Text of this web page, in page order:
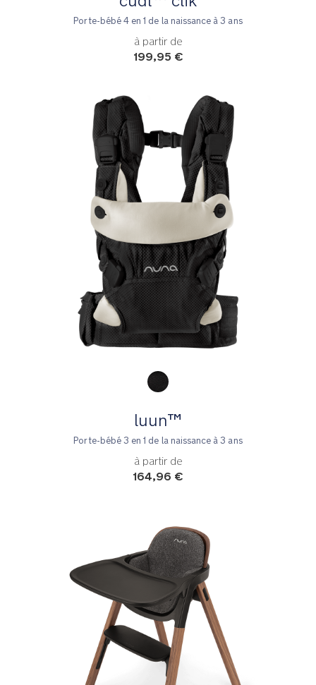
Porte-bébé 4 en 1 de la naissance à 3 ans
à partir de
199,95 €
luun™
Porte-bébé 3 en 1 de la naissance à 3 ans
à partir de
164,96 €